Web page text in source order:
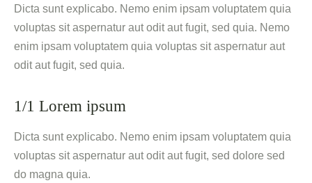
Dicta sunt explicabo. Nemo enim ipsam voluptatem quia
voluptas sit aspernatur aut odit aut fugit, sed quia. Nemo
enim ipsam voluptatem quia voluptas sit aspernatur aut
odit aut fugit, sed quia.
1/1 Lorem ipsum
Dicta sunt explicabo. Nemo enim ipsam voluptatem quia
voluptas sit aspernatur aut odit aut fugit, sed dolore sed
do magna quia.